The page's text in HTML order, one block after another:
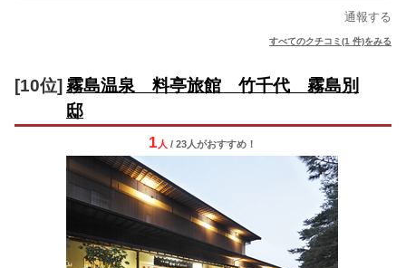
通報する
すべてのクチコミ(1 件)をみる
[10位] 霧島温泉 料亭旅館 竹千代 霧島別
邸
1 人 / 23人がおすすめ！